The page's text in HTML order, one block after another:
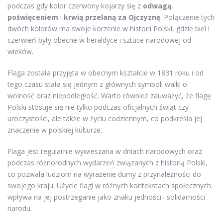
podczas gdy kolor czerwony kojarzy się z odwagą,
poświęceniem i krwią przelaną za Ojczyznę. Połączenie tych
dwóch kolorów ma swoje korzenie w historii Polski, gdzie biel i
czerwień były obecne w heraldyce i sztuce narodowej od
wieków.
Flaga została przyjęta w obecnym kształcie w 1831 roku i od
tego czasu stała się jednym z głównych symboli walki o
wolność oraz niepodległość. Warto również zauważyć, że flagę
Polski stosuje się nie tylko podczas oficjalnych świąt czy
uroczystości, ale także w życiu codziennym, co podkreśla jej
znaczenie w polskiej kulturze.
Flaga jest regularnie wywieszana w dniach narodowych oraz
podczas różnorodnych wydarzeń związanych z historią Polski,
co pozwala ludziom na wyrażenie dumy z przynależności do
swojego kraju. Użycie flagi w różnych kontekstach społecznych
wpływa na jej postrzeganie jako znaku jedności i solidarności
narodu.